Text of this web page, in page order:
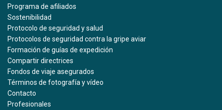
Programa de afiliados
Sostenibilidad
Protocolo de seguridad y salud
Protocolos de seguridad contra la gripe aviar
Formación de guías de expedición
Compartir directrices
Fondos de viaje asegurados
Términos de fotografía y vídeo
Contacto
Profesionales